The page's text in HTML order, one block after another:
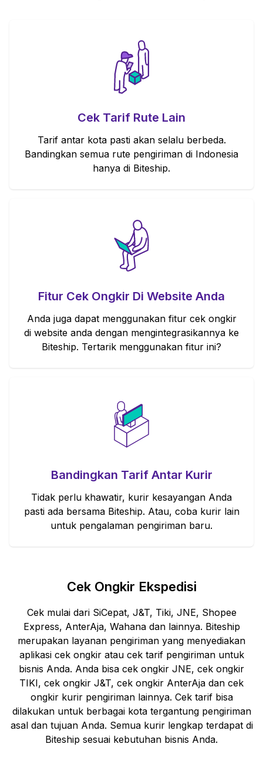
Cek Tarif Rute Lain
Tarif antar kota pasti akan selalu berbeda.
Bandingkan semua rute pengiriman di Indonesia
hanya di Biteship.
Fitur Cek Ongkir Di Website Anda
Anda juga dapat menggunakan fitur cek ongkir
di website anda dengan mengintegrasikannya ke
Biteship. Tertarik menggunakan fitur ini?
Bandingkan Tarif Antar Kurir
Tidak perlu khawatir, kurir kesayangan Anda
pasti ada bersama Biteship. Atau, coba kurir lain
untuk pengalaman pengiriman baru.
Cek Ongkir Ekspedisi
Cek mulai dari SiCepat, J&T, Tiki, JNE, Shopee
Express, AnterAja, Wahana dan lainnya. Biteship
merupakan layanan pengiriman yang menyediakan
aplikasi cek ongkir atau cek tarif pengiriman untuk
bisnis Anda. Anda bisa cek ongkir JNE, cek ongkir
TIKI, cek ongkir J&T, cek ongkir AnterAja dan cek
ongkir kurir pengiriman lainnya. Cek tarif bisa
dilakukan untuk berbagai kota tergantung pengiriman
asal dan tujuan Anda. Semua kurir lengkap terdapat di
Biteship sesuai kebutuhan bisnis Anda.